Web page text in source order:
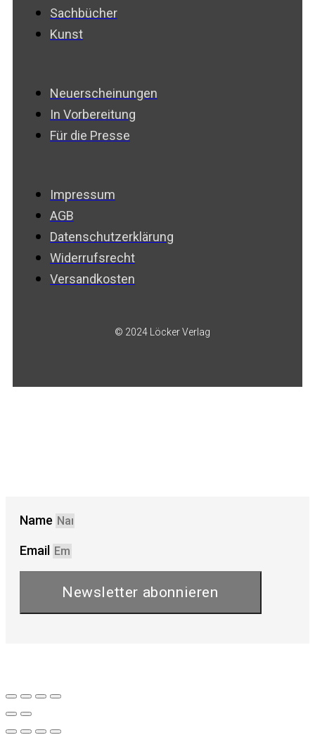
Sachbücher
Kunst
Neuerscheinungen
In Vorbereitung
Für die Presse
Impressum
AGB
Datenschutzerklärung
Widerrufsrecht
Versandkosten
© 2024 Löcker Verlag
Name
Email
Newsletter abonnieren